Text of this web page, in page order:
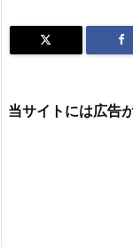
当サイトには広告